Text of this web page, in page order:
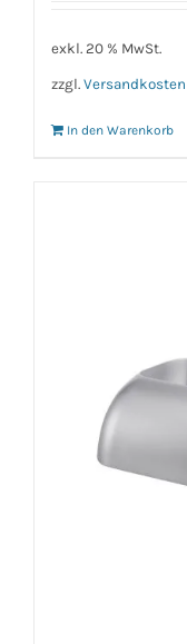
exkl. 20 % MwSt.
zzgl. Versandkosten
In den Warenkorb